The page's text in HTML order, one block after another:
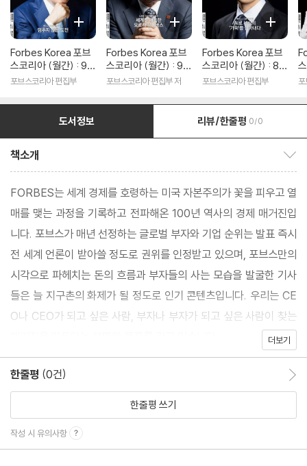
Forbes Korea 포브
스코리아 (월간) : 9월
[2025]
포브스코리아 편집부
Forbes Korea 포브
스코리아 (월간) : 9월
[2024]
포브스코리아 편집부 저
Forbes Korea 포브
스코리아 (월간) : 8월
[2025]
포브스코리아 편집부
도서정보 리뷰/한줄평 0/0
책소개
FORBES는 세계 경제를 호령하는 미국 자본주의가 꽃을 피우고 열
매를 맺는 과정을 기록하고 전파해온 100년 역사의 경제 매거진입
니다. 포브스가 매년 선정하는 글로벌 부자와 기업 순위는 발표 즉시
전 세계 언론이 받아쓸 정도로 권위를 인정받고 있으며, 포브스만의
시각으로 파헤치는 돈의 흐름과 부자들의 사는 모습을 발굴한 기사
들은 늘 지구촌의 화제가 될 정도로 인기 콘텐츠입니다. 우리는 CE
O나 CEO가 되고 싶은 사람, 부자나 부자가 되고 싶은 사람이 찾는
더보기
한줄평 (0건)
한줄평 쓰기
작성 시 유의사항